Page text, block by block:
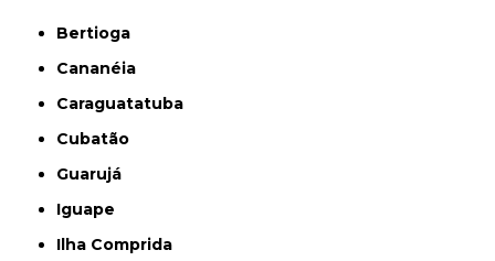
Bertioga
Cananéia
Caraguatatuba
Cubatão
Guarujá
Iguape
Ilha Comprida